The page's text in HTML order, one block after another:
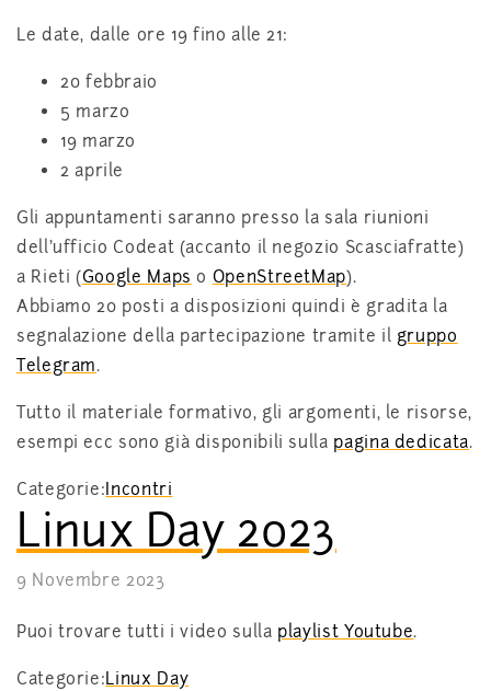
Le date, dalle ore 19 fino alle 21:
20 febbraio
5 marzo
19 marzo
2 aprile
Gli appuntamenti saranno presso la sala riunioni
dell’ufficio Codeat (accanto il negozio Scasciafratte)
a Rieti (Google Maps o OpenStreetMap).
Abbiamo 20 posti a disposizioni quindi è gradita la
segnalazione della partecipazione tramite il gruppo
Telegram.
Tutto il materiale formativo, gli argomenti, le risorse,
esempi ecc sono già disponibili sulla pagina dedicata.
Categorie:Incontri
Linux Day 2023
9 Novembre 2023
Puoi trovare tutti i video sulla playlist Youtube.
Categorie:Linux Day